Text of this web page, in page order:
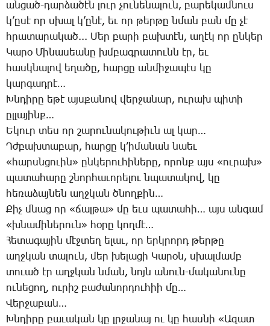
ան­ցած-դար­ձա­ծէն լուր չու­նե­նա­լուն, բա­րե­կամ­նուս
կ’ը­սէ որ սխալ կ­’ը­նէ, եւ որ թեր­թը նման բան մը չէ
հրա­տա­րա­կած..­. Մեր բա­րի բախ­տէն, ա­ղէկ որ ըն­կեր
­Կա­րօ ­Մի­նա­սեա­նը խմբագ­րա­տունն էր, եւ
հասկ­նա­լով ե­ղա­ծը, հար­ցը ան­մի­ջա­պէս կը
կար­գադ­րէ…
Խն­դի­րը ե­թէ այս­քա­նով վեր­ջա­նար, ու­րախ պի­տի
ըլ­լա­յինք…
Ե­կուր տես որ շա­րու­նա­կու­թիւն ալ կար…
Դժ­բախ­տա­բար, հար­ցը կ­’ի­մա­նան նաեւ
«հարսնցո­ւին» ըն­կե­րու­հի­նե­րը, ո­րոնք այս «ու­րախ»
պա­տա­հա­րը շնոր­հա­ւո­րե­լու նպա­տա­կով, կը
հե­ռա­ձայ­նեն աղջ­կան ծնող­քին…
­Քիչ մնաց որ «ճալ­թա» մը եւս պա­տա­հի… այս ան­գամ
«խնա­մի­նե­րուն» հօ­րը կող­մէ…
­Հե­տա­գա­յին մէջ­տեղ ել­աւ, որ երկ­րորդ թեր­թը
աղջ­կան տա­լուն, մեր խե­լա­ցի ­Կա­րօն, սխալ­մամբ
տո­ւած էր աղջ­կան նման, նոյն ա­նուն-մա­կա­նու­նը
ու­նե­ցող, ու­րիշ բա­ժա­նոր­դու­հիի մը…
­Վեր­ջա­բան…
Խն­դի­րը բա­ւա­կան կը լրջա­նայ ու կը հաս­նի «Ա­զատ